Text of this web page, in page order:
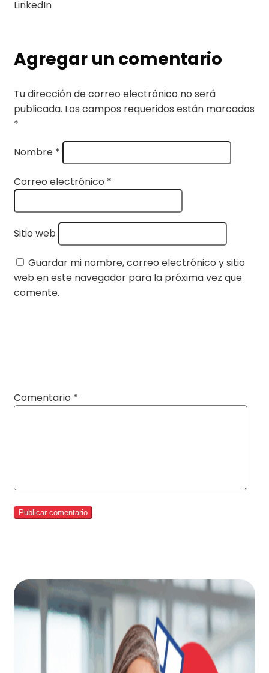
LinkedIn
Agregar un comentario
Tu dirección de correo electrónico no será
publicada. Los campos requeridos están marcados
*
Nombre *
Correo electrónico *
Sitio web
Guardar mi nombre, correo electrónico y sitio
web en este navegador para la próxima vez que
comente.
Comentario *